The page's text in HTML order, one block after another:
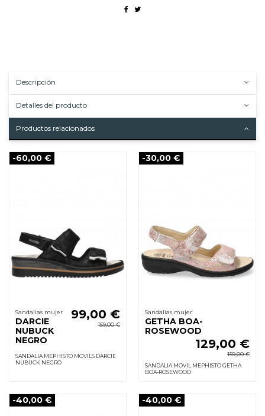
Descripción
Detalles del producto
Productos relacionados
-60,00 €
Sandalias mujer
DARCIE
NUBUCK
NEGRO
99,00 €
159,00 €
SANDALIA MEPHISTO MOVILS DARCIE
NUBUCK NEGRO
-30,00 €
Sandalias mujer
GETHA BOA-
ROSEWOOD
129,00 €
159,00 €
SANDALIA MOVIL MEPHISTO GETHA
BOA-ROSEWOOD
-40,00 € -40,00 €